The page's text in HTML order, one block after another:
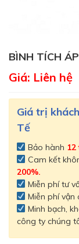
BÌNH TÍCH
Giá: Liên hệ
Giá trị
Tế
Bảo hành
Cam kết
200%.
Miễn phí tư
Miễn phí vận
Minh bạch,
công ty chúng